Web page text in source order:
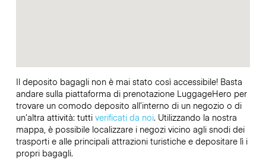
Il deposito bagagli non è mai stato così accessibile! Basta
andare sulla piattaforma di prenotazione LuggageHero per
trovare un comodo deposito all’interno di un negozio o di
un’altra attività: tutti verificati da noi. Utilizzando la nostra
mappa, è possibile localizzare i negozi vicino agli snodi dei
trasporti e alle principali attrazioni turistiche e depositare lì i
propri bagagli.